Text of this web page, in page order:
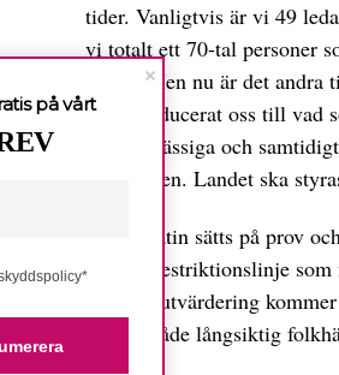
tider. Vanligtvis är vi 49
vi totalt ett 70-tal personer
också. Men nu är det
har vi reducerat oss till vad
beslutsmässiga och
i riksdagen. Landet ska
Demokratin sätts på prov
för den restriktionslinje som
En reell utvärdering
förstås både långsiktig
på vårt